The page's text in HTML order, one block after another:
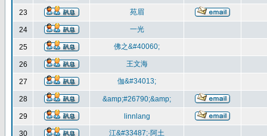
23 苑眉
24 一光
25 佛之&#40060;
26 王文海
27 伽&#34013;
28 &amp;#26790;&amp;
29 linnlang
30 江&#33487;·阿土